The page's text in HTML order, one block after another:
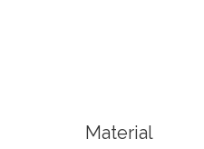
Material